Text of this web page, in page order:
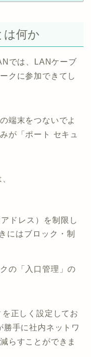
は何か
では、LANケーブ
クに参加できてし
端末をつないでよ
が「ポート セキュ
ドレス）を制限し
にはブロック・制
の「入口管理」の
正しく設定してお
勝手に社内ネットワ
らすことができま